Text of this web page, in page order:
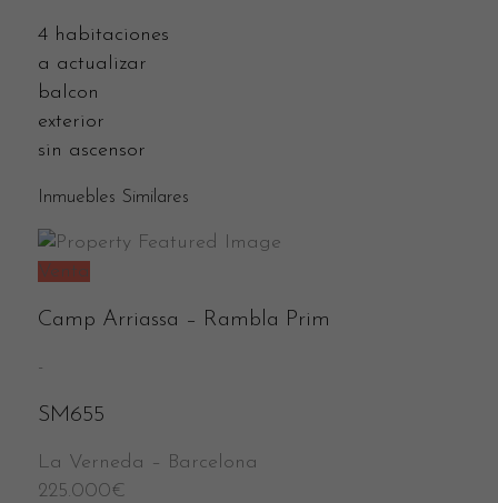
4 habitaciones
a actualizar
balcon
exterior
sin ascensor
Inmuebles Similares
Venta
Camp Arriassa – Rambla Prim
-
SM655
La Verneda – Barcelona
225.000€